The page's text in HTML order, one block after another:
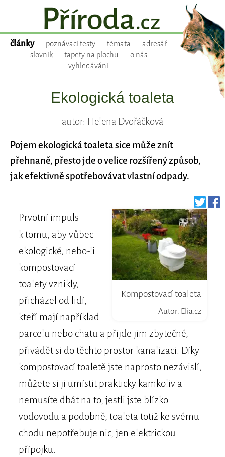
články poznávací testy témata
adresář
slovník
tapety na plochu
o nás
vyhledávání
Ekologická toaleta
autor: Helena Dvořáčková
Pojem ekologická toaleta sice může znít
přehnaně, přesto jde o velice rozšířený způsob,
jak efektivně spotřebovávat vlastní odpady.
Kompostovací toaleta
Autor: Elia.cz
Prvotní impuls
k tomu, aby vůbec
ekologické, nebo-li
kompostovací
toalety vznikly,
přicházel od lidí,
kteří mají například
parcelu nebo chatu a přijde jim zbytečné,
přivádět si do těchto prostor kanalizaci. Díky
kompostovací toaletě jste naprosto nezávislí,
můžete si ji umístit prakticky kamkoliv a
nemusíte dbát na to, jestli jste blízko
vodovodu a podobně, toaleta totiž ke svému
chodu nepotřebuje nic, jen elektrickou
přípojku.